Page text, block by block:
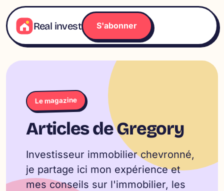
Aller
au
contenu
Real invest S'abonner
Le magazine
Articles de Gregory
Investisseur immobilier chevronné,
je partage ici mon expérience et
mes conseils sur l'immobilier, les